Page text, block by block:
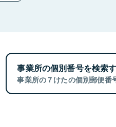
事業所の個別番号を検索
事業所の７けたの個別郵便番